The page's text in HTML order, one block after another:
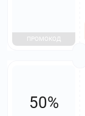
ПРОМОКОД
50%